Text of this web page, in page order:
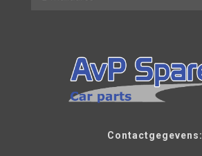
Contactgegevens: